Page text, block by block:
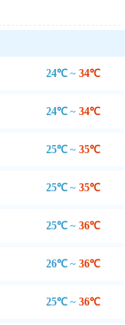
24℃ ~ 34℃
24℃ ~ 34℃
25℃ ~ 35℃
25℃ ~ 35℃
25℃ ~ 36℃
26℃ ~ 36℃
25℃ ~ 36℃